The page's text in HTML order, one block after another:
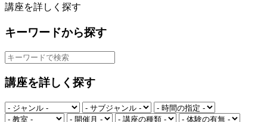
講座を詳しく探す
キーワードから探す
講座を詳しく探す